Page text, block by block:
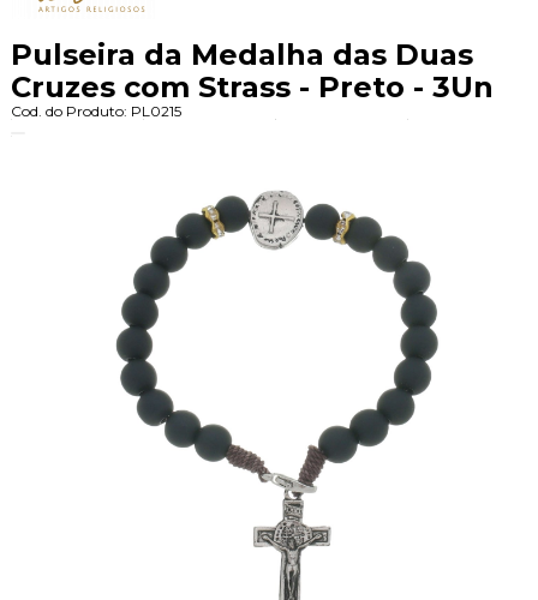
Pulseira da Medalha das Duas
Cruzes com Strass - Preto - 3Un
Cod. do Produto: PL0215